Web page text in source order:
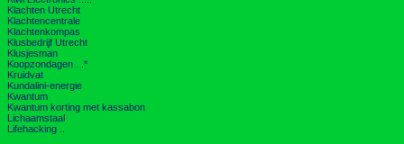
Klachten Utrecht
Klachtencentrale
Klachtenkompas
Klusbedrijf Utrecht
Klusjesman
Koopzondagen . .*
Kruidvat
Kundalini-energie
Kwantum
Kwantum korting met kassabon
Lichaamstaal
Lifehacking ..